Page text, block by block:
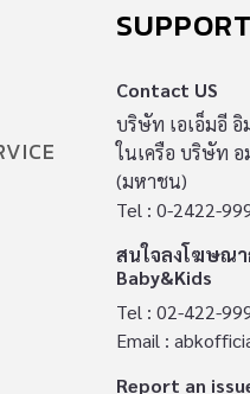
SUPPORT
Contact US
บริษัท เอเอ็มอี อิ
ในเครือ บริษัท อ
(มหาชน)
Tel : 0-2422-
สนใจลงโฆษณา
Baby&Kids
Tel : 02-422-
Email :
Report an